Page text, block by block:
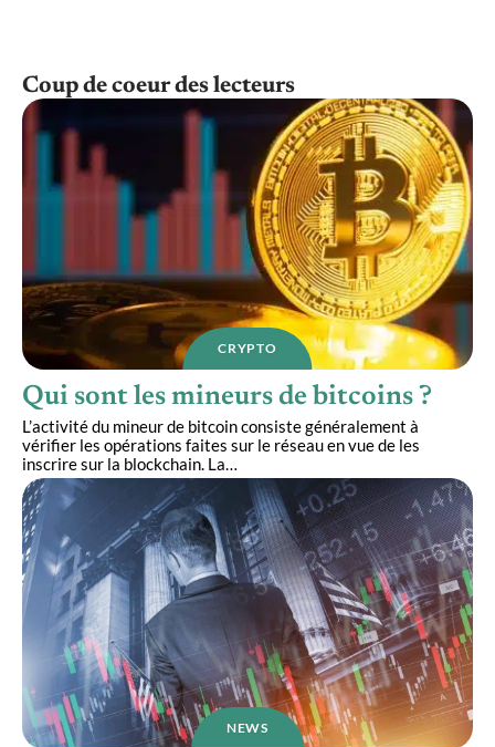
Coup de coeur des lecteurs
CRYPTO
Qui sont les mineurs de bitcoins ?
L’activité du mineur de bitcoin consiste généralement à
vérifier les opérations faites sur le réseau en vue de les
inscrire sur la blockchain. La…
NEWS